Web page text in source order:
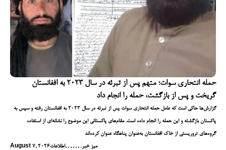
حمله انتحاری سوات؛ متهم پس از تبرئه در سال ۲۰۲۳ به افغانستان
گریخت و پس از بازگشت، حمله را انجام داد
گزارش‌ها حاکی است که عامل حمله انتحاری سوات پس از تبرئه در سال ۲۰۲۳ به افغانستان رفته و سپس به
پاکستان بازگشته و این حمله را انجام داده است. مقام‌های پاکستانی این موضوع را نشانه‌ای از استفاده
گروه‌های تروریستی از خاک افغانستان به‌عنوان پناهگاه عنوان کرده‌اند
August 7, 2026اطلاعات, , , , , , , میز خبر